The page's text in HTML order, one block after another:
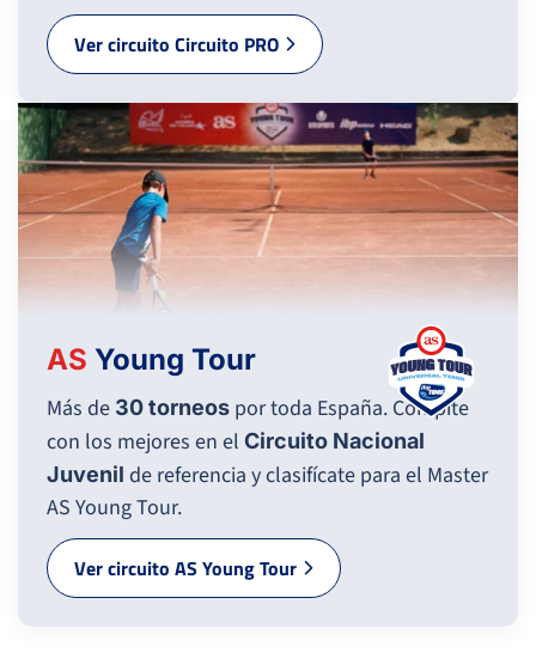
Ver circuito Circuito PRO
AS Young Tour
Más de 30 torneos por toda España. Compite
con los mejores en el Circuito Nacional
Juvenil de referencia y clasifícate para el Master
AS Young Tour.
Ver circuito AS Young Tour